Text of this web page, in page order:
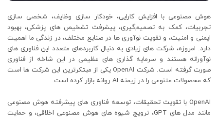
هوش مصنوعی با افزایش کارایی، خودکار سازی وظایف، شخصی ‌سازی
تجربیات، کمک به تصمیم‌گیری، پیشرفت تشخیص ‌های پزشکی، بهبود
ایمنی و امنیت، و تقویت نوآوری ‌ها در صنایع مختلف، در زندگی ما اهمیت
دارد. امروزه، شرکت های زیادی به دنبال کاربردهای متعدد این فناوری های
نوآورانه هستند و سرمایه گذاری های عظیمی در این شاخه از فناوری
صورت گرفته است. شرکت OpenAI یکی از مبتکرترین این شرکت ها است
که محصولات متنوعی را در زیمنه AI روانه بازار کرده است.
OpenAI با تقویت تحقیقات، توسعه فناوری‌ های پیشرفته هوش مصنوعی
مانند مدل‌ های GPT، ترویج شیوه‌ های هوش مصنوعی اخلاقی، و حمایت